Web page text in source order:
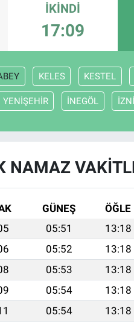
İKINDI
17:09
KELES KESTEL
YENİŞEHİR İNEGÖL
NAMAZ
GÜNEŞ ÖĞLE
05:51 13:18
05:52 13:18
05:53 13:18
05:54 13:18
05:54 13:18